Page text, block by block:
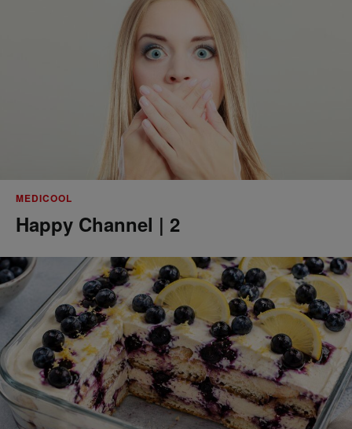
MEDICOOL
Happy Channel | 2